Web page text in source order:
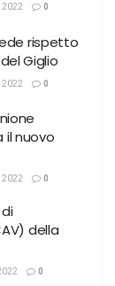
2022 0
rispetto
Giglio
2022 0
il nuovo
2022 0
della
0